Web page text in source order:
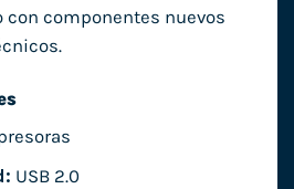
con componentes nuevos
USB 2.0